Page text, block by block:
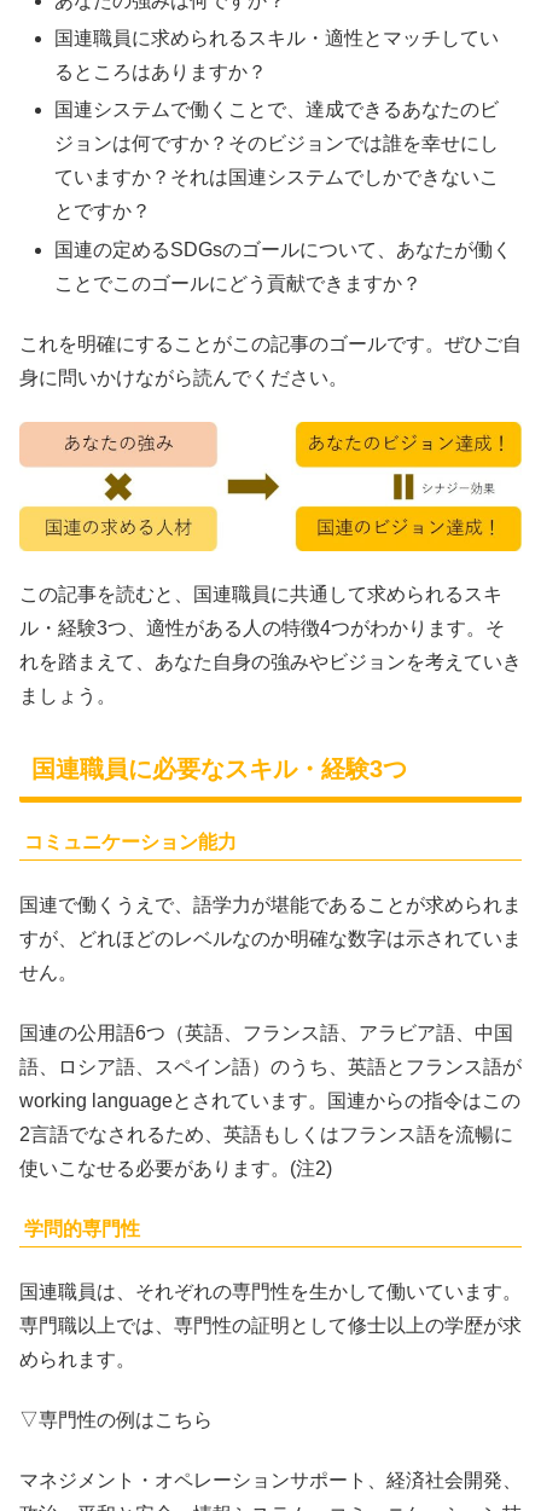
国連職員に求められるスキル・適性とマッチしてい
るところはありますか？
国連システムで働くことで、達成できるあなたのビ
ジョンは何ですか？そのビジョンでは誰を幸せにし
ていますか？それは国連システムでしかできないこ
とですか？
国連の定めるSDGsのゴールについて、あなたが働く
ことでこのゴールにどう貢献できますか？
これを明確にすることがこの記事のゴールです。ぜひご自
身に問いかけながら読んでください。
この記事を読むと、国連職員に共通して求められるスキ
ル・経験3つ、適性がある人の特徴4つがわかります。そ
れを踏まえて、あなた自身の強みやビジョンを考えていき
ましょう。
国連職員に必要なスキル・経験3つ
コミュニケーション能力
国連で働くうえで、語学力が堪能であることが求められま
すが、どれほどのレベルなのか明確な数字は示されていま
せん。
国連の公用語6つ（英語、フランス語、アラビア語、中国
語、ロシア語、スペイン語）のうち、英語とフランス語が
working languageとされています。国連からの指令はこの
2言語でなされるため、英語もしくはフランス語を流暢に
使いこなせる必要があります。(注2)
学問的専門性
国連職員は、それぞれの専門性を生かして働いています。
専門職以上では、専門性の証明として修士以上の学歴が求
められます。
▽専門性の例はこちら
マネジメント・オペレーションサポート、経済社会開発、